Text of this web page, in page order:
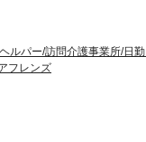
ルパー/訪問介護事業所/日
フレンズ